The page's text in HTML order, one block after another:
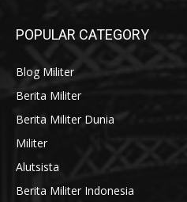
POPULAR CATEGORY
Blog Militer
Berita Militer
Berita Militer Dunia
Militer
Alutsista
Berita Militer Indonesia